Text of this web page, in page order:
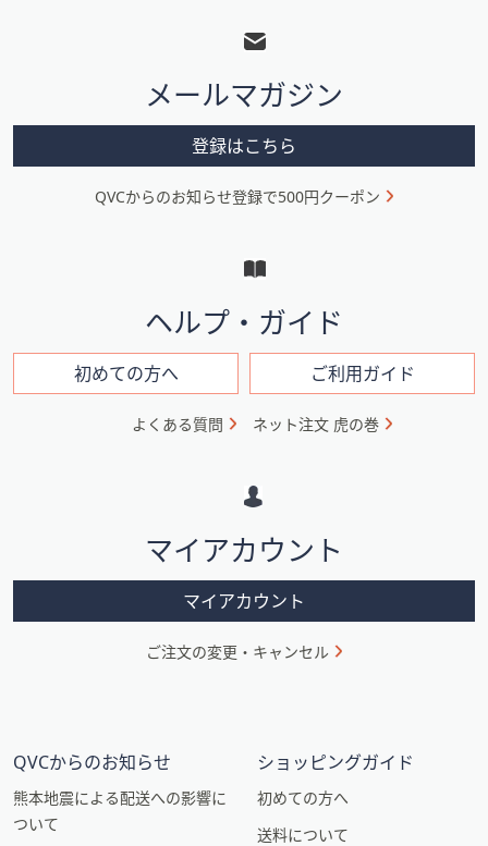
メ
ニ
ン
ン
メールマガジン
登録はこちら
QVCからのお知らせ登録で500円クーポン
ヘルプ・ガイド
初めての方へ ご利用ガイド
よくある質問 ネット注文 虎の巻
マイアカウント
マイアカウント
ご注文の変更・キャンセル
QVCからのお知らせ
熊本地震による配送への影響に
ついて
ショッピングガイド
初めての方へ
送料について